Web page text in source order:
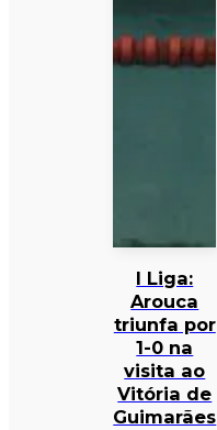
I Liga:
Arouca
triunfa por
1-0 na
visita ao
Vitória de
Guimarães